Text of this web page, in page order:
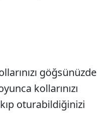
göğsünüzde
kollarınızı
oturabildiğinizi